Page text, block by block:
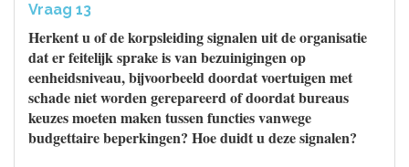
Vraag 13
Herkent u of de korpsleiding signalen uit de organisatie
dat er feitelijk sprake is van bezuinigingen op
eenheidsniveau, bijvoorbeeld doordat voertuigen met
schade niet worden gerepareerd of doordat bureaus
keuzes moeten maken tussen functies vanwege
budgettaire beperkingen? Hoe duidt u deze signalen?